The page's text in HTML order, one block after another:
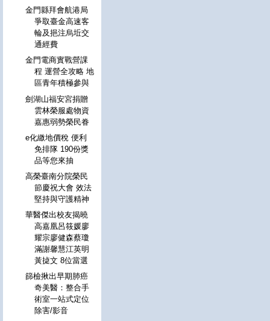
金門縣拜會航港局
爭取臺金高速客
輪及挹注烏坵交
通經費
金門電商實戰營課
程 運營全攻略 地
區青年積極參與
劍湖山福安宮捐贈
雲林榮服處物資
嘉惠弱勢榮民眷
e化繳地價稅 便利
免排隊 190份獎
品等您來抽
高榮臺南分院榮民
節慶祝大會 效法
堅持與守護精神
華醫傑出校友揭曉
高嘉凰呂筱媛廖
耀宗廖健森蔡瓊
滿謝馨慧江英明
黃㨗文 8位當選
篩檢揪出早期肺癌
奇美醫：整合手
術室一站式定位
除害/影音